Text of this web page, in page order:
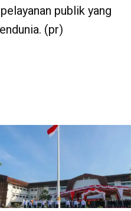
publik yang
(pr)